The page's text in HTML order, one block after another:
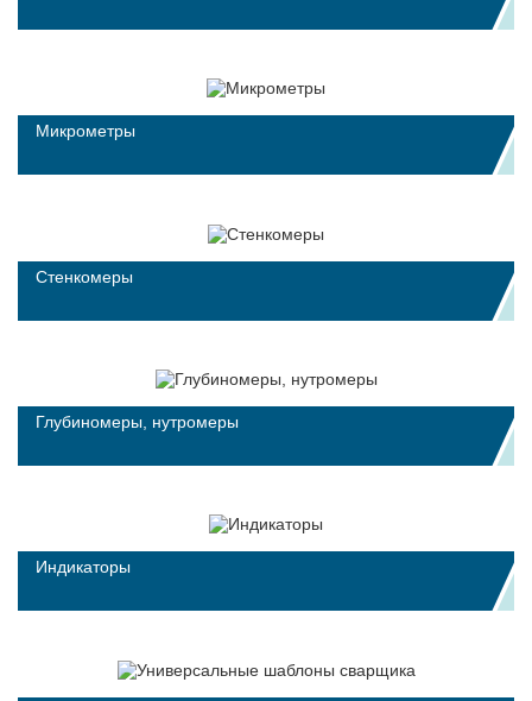
Микрометры
Стенкомеры
Глубиномеры, нутромеры
Индикаторы